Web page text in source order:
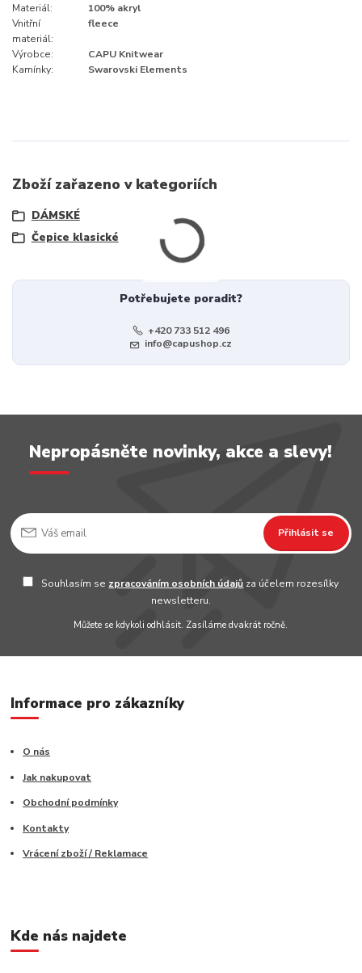
Materiál:
100% akryl
Vnitřní
materiál:
fleece
Výrobce:
CAPU Knitwear
Kamínky:
Swarovski Elements
Zboží zařazeno v kategoriích
DÁMSKÉ
Čepice klasické
Potřebujete poradit?
+420 733 512 496
info@capushop.cz
Nepropásněte novinky, akce a slevy!
Přihlásit se
Souhlasím se zpracováním osobních údajů za účelem rozesílky
newsletteru.
Můžete se kdykoli odhlásit. Zasíláme dvakrát ročně.
Informace pro zákazníky
O nás
Jak nakupovat
Obchodní podmínky
Kontakty
Vrácení zboží / Reklamace
Kde nás najdete